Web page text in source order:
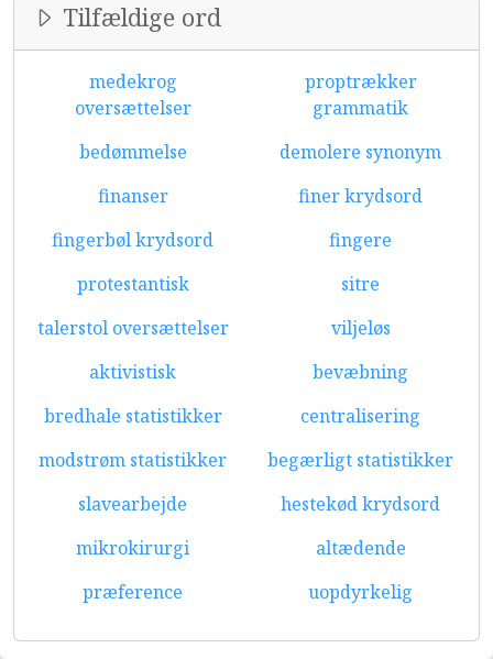
Tilfældige ord
medekrog
oversættelser
proptrækker
grammatik
bedømmelse
demolere synonym
finanser
finer krydsord
fingerbøl krydsord
fingere
protestantisk
sitre
talerstol oversættelser
viljeløs
aktivistisk
bevæbning
bredhale statistikker
centralisering
modstrøm statistikker
begærligt statistikker
slavearbejde
hestekød krydsord
mikrokirurgi
altædende
præference
uopdyrkelig